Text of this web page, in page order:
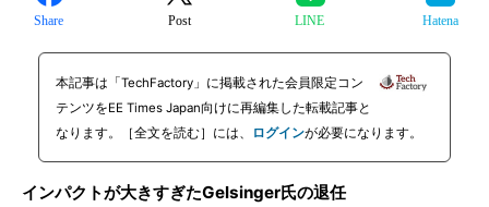
Share Post LINE Hatena
本記事は「TechFactory」に掲載された会員限定コン
テンツをEE Times Japan向けに再編集した転載記事と
なります。［全文を読む］には、
ログインが必要になります。
インパクトが大きすぎたGelsinger氏の退任